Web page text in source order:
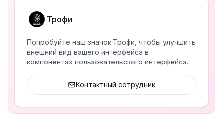
Трофи
Попробуйте наш значок Трофи, чтобы улучшить
внешний вид вашего интерфейса в
компонентах пользовательского интерфейса.
Контактный сотрудник